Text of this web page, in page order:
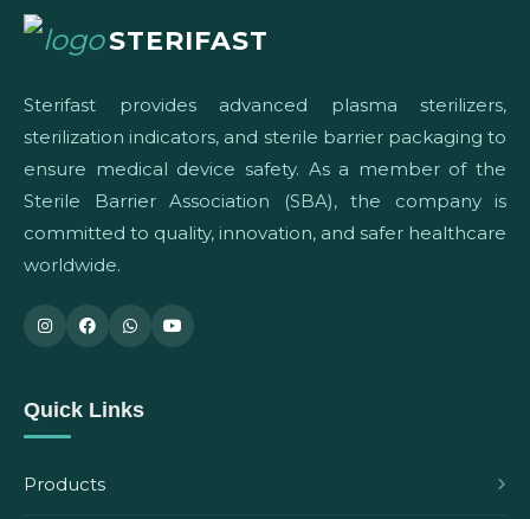
STERIFAST
Sterifast provides advanced plasma sterilizers,
sterilization indicators, and sterile barrier packaging to
ensure medical device safety. As a member of the
Sterile Barrier Association (SBA), the company is
committed to quality, innovation, and safer healthcare
worldwide.
Quick Links
Products